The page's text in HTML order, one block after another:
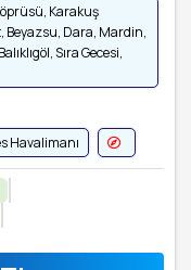
Karakuş
Beyazsu, Dara, Mardin,
Sıra Gecesi,
Havalimanı